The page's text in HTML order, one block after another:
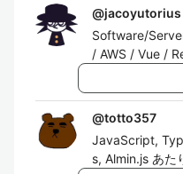
@jacoyutorius
Software/
/ AWS / Vue /
@totto357
JavaScript,
s, Almin.js あた